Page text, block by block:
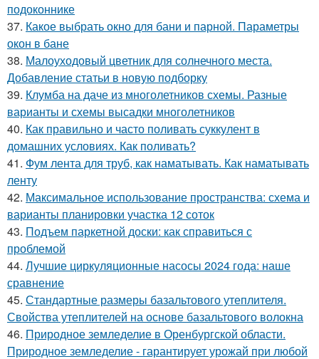
подоконнике
37. Какое выбрать окно для бани и парной. Параметры
окон в бане
38. Малоуходовый цветник для солнечного места.
Добавление статьи в новую подборку
39. Клумба на даче из многолетников схемы. Разные
варианты и схемы высадки многолетников
40. Как правильно и часто поливать суккулент в
домашних условиях. Как поливать?
41. Фум лента для труб, как наматывать. Как наматывать
ленту
42. Максимальное использование пространства: схема и
варианты планировки участка 12 соток
43. Подъем паркетной доски: как справиться с
проблемой
44. Лучшие циркуляционные насосы 2024 года: наше
сравнение
45. Стандартные размеры базальтового утеплителя.
Свойства утеплителей на основе базальтового волокна
46. Природное земледелие в Оренбургской области.
Природное земледелие - гарантирует урожай при любой